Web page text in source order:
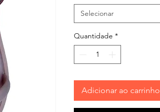
Selecionar
Quantidade *
Adicionar ao carrinho